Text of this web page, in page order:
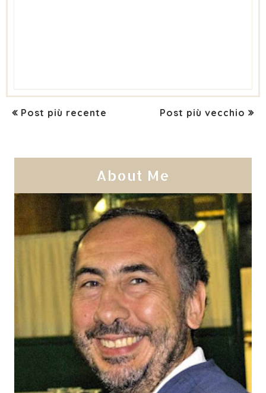
Post più recente Post più vecchio
About Me